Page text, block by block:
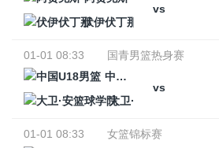
vs
伏伊伏丁那
01-01 08:33
国青男篮热身赛
中国U18男篮
vs
大卫·安篮球学院
01-01 08:33
女篮锦标赛